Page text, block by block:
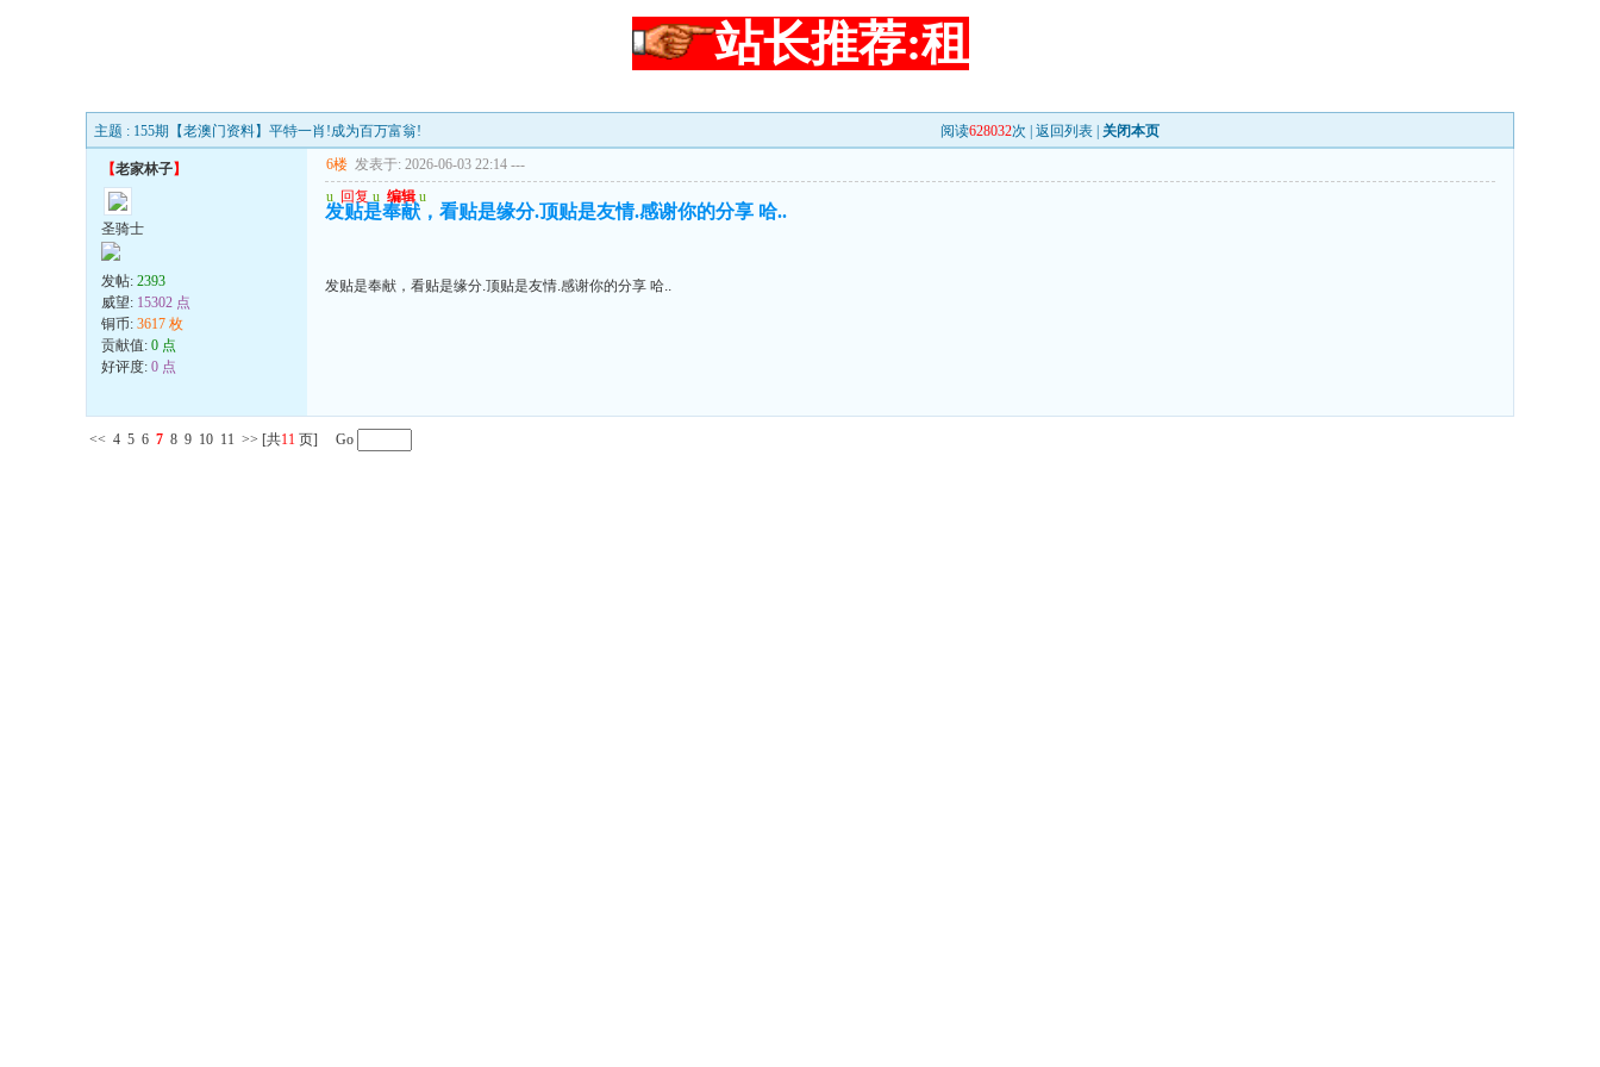
站长推荐:租
主题 : 155期【老澳门资料】平特一肖!成为百万富翁! 阅读628032次 | 返回列表 关闭本页
【老家林子】
圣骑士
发帖: 2393
威望: 15302 点
铜币: 3617 枚
贡献值: 0 点
好评度: 0 点
6楼 发表于: 2026-06-03 22:14 ---
u 回复 u 编辑 u
发贴是奉献，看贴是缘分.顶贴是友情.感谢你的分享 哈..
发贴是奉献，看贴是缘分.顶贴是友情.感谢你的分享 哈..
<< 4 5 6 7 8 9 10 11 >> [共11 页] Go